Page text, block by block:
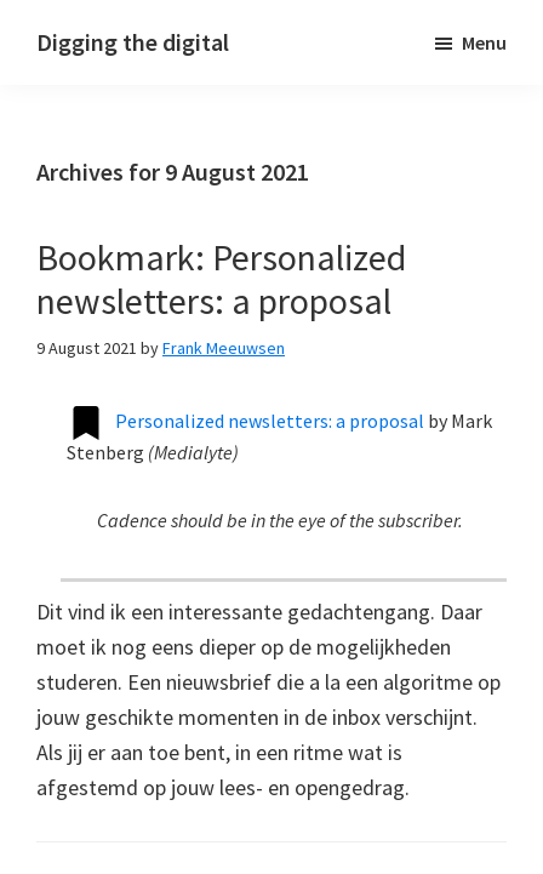
Digging the digital Menu
Archives for 9 August 2021
Bookmark: Personalized
newsletters: a proposal
9 August 2021 byFrank Meeuwsen
Personalized newsletters: a proposal by Mark
Stenberg (Medialyte)
Cadence should be in the eye of the subscriber.
Dit vind ik een interessante gedachtengang. Daar
moet ik nog eens dieper op de mogelijkheden
studeren. Een nieuwsbrief die a la een algoritme op
jouw geschikte momenten in de inbox verschijnt.
Als jij er aan toe bent, in een ritme wat is
afgestemd op jouw lees- en opengedrag.